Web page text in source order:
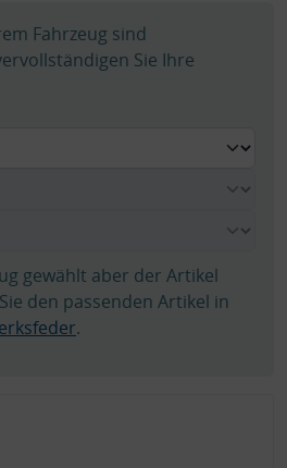
Fahrzeug sind
Sie Ihre
gewählt aber der Artikel
den passenden Artikel in
.